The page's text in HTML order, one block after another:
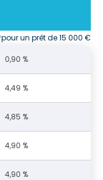
un prêt de 15 000 €
0,90 %
4,49 %
4,85 %
4,90 %
4,90 %